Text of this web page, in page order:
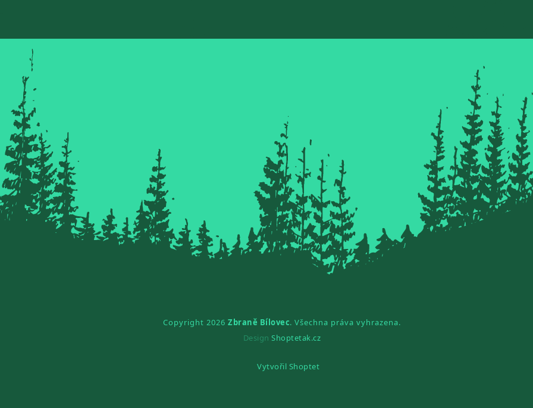
Copyright 2026 Zbraně Bílovec. Všechna práva vyhrazena.
DesignShoptetak.cz
Vytvořil Shoptet